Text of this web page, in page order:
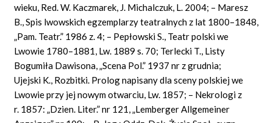
wieku, Red. W. Kaczmarek, J. Michalczuk, L. 2004; – Maresz
B., Spis lwowskich egzemplarzy teatralnych z lat 1800–1848,
„Pam. Teatr.” 1986 z. 4; – Pepłowski S., Teatr polski we
Lwowie 1780–1881, Lw. 1889 s. 70; Terlecki T., Listy
Bogumiła Dawisona, „Scena Pol.” 1937 nr z grudnia;
Ujejski K., Rozbitki. Prolog napisany dla sceny polskiej we
Lwowie przy jej nowym otwarciu, Lw. 1857; – Nekrologi z
r. 1857: „Dzien. Liter.” nr 121, „Lemberger Allgemeiner